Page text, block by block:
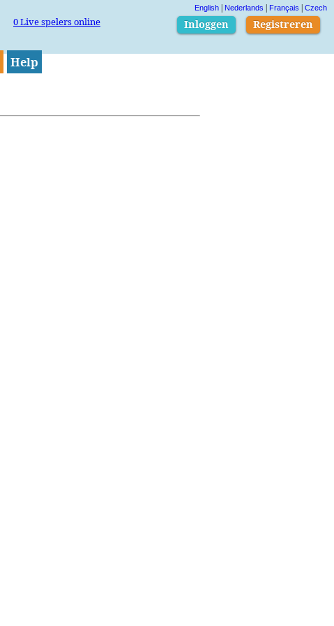
0Live spelers online Inloggen Registreren
Help
English Nederlands Français Czech